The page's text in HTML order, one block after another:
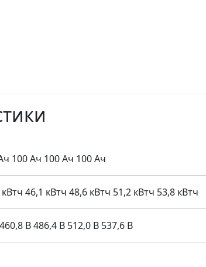
100 Ач 100 Ач 100 Ач
46,1 кВтч 48,6 кВтч 51,2 кВтч 53,8 кВтч
В 486,4 В 512,0 В 537,6 В